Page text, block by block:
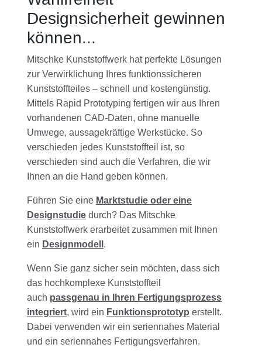
Designsicherheit gewinnen
können...
Mitschke Kunststoffwerk hat perfekte Lösungen
zur Verwirklichung Ihres funktionssicheren
Kunststoffteiles – schnell und kostengünstig.
Mittels Rapid Prototyping fertigen wir aus Ihren
vorhandenen CAD-Daten, ohne manuelle
Umwege, aussagekräftige Werkstücke. So
verschieden jedes Kunststoffteil ist, so
verschieden sind auch die Verfahren, die wir
Ihnen an die Hand geben können.
Führen Sie eine Marktstudie oder eine
Designstudie durch? Das Mitschke
Kunststoffwerk erarbeitet zusammen mit Ihnen
ein Designmodell .
Wenn Sie ganz sicher sein möchten, dass sich
das hochkomplexe Kunststoffteil
auch passgenau in Ihren Fertigungsprozess
integriert, wird ein Funktionsprototyp erstellt.
Dabei verwenden wir ein seriennahes Material
und ein seriennahes Fertigungsverfahren.